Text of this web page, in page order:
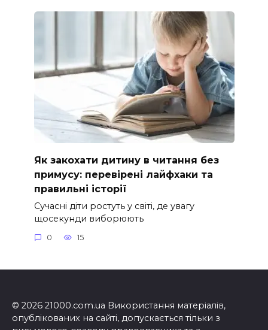
Як закохати дитину в читання без
примусу: перевірені лайфхаки та
правильні історії
Сучасні діти ростуть у світі, де увагу
щосекунди виборюють
0 15
© 2026 21000.com.ua Використання матеріалів,
опублікованих на сайті, допускається тільки з